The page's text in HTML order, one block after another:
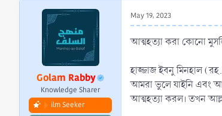
r
r
Golam Rabby
Knowledge Sharer
ilm Seeker
May 19, 2023
আত্মহত্যা করা কোনো
হাজ্জাজ ইবনু মিনহাল
আমরা ভুলে যাইনি এবং
আত্মহত্যা করল। তখন